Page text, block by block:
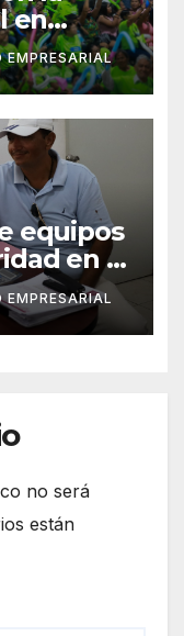
en
de
EMPRESARIAL
equipos
en el
EMPRESARIAL
no será
están